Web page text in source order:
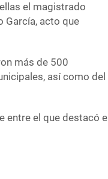
el magistrado
García, acto que
más de 500
así como del
entre el que destacó el